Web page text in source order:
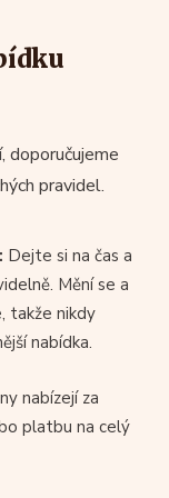
doporučujeme
pravidel.
Dejte si na čas a
Mění se a
takže nikdy
nabídka.
nabízejí za
platbu na celý